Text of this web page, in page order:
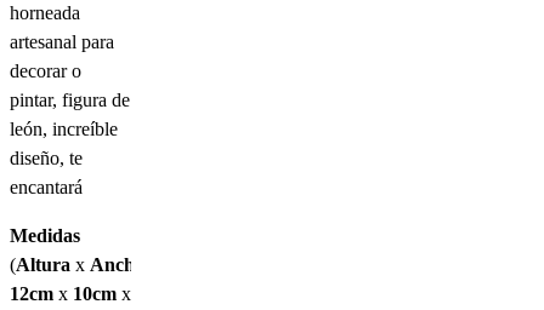
horneada
artesanal para
decorar o
pintar, figura de
león, increíble
diseño, te
encantará
Medidas
(Altura x Ancho
12cm x 10cm x